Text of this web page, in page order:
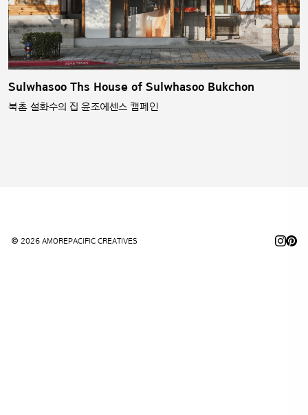
Sulwhasoo Ths House of Sulwhasoo Bukchon
북촌 설화수의 집 윤조에센스 캠페인
© 2026 AMOREPACIFIC CREATIVES